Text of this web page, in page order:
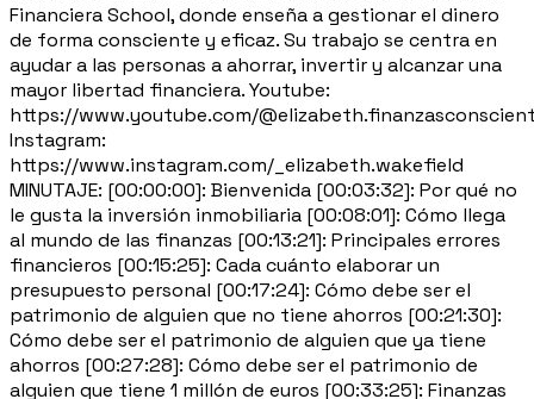
Financiera School, donde enseña a gestionar el dinero
de forma consciente y eficaz. Su trabajo se centra en
ayudar a las personas a ahorrar, invertir y alcanzar una
mayor libertad financiera. Youtube:
https://www.youtube.com/
Instagram:
https://www.instagram.com/_elizabeth.wakefield
MINUTAJE: [00:00:00]: Bienvenida [00:03:32]: Por qué no
le gusta la inversión inmobiliaria [00:08:01]: Cómo llega
al mundo de las finanzas [00:13:21]: Principales errores
financieros [00:15:25]: Cada cuánto elaborar un
presupuesto personal [00:17:24]: Cómo debe ser el
patrimonio de alguien que no tiene ahorros [00:21:30]:
Cómo debe ser el patrimonio de alguien que ya tiene
ahorros [00:27:28]: Cómo debe ser el patrimonio de
alguien que tiene 1 millón de euros [00:33:25]: Finanzas